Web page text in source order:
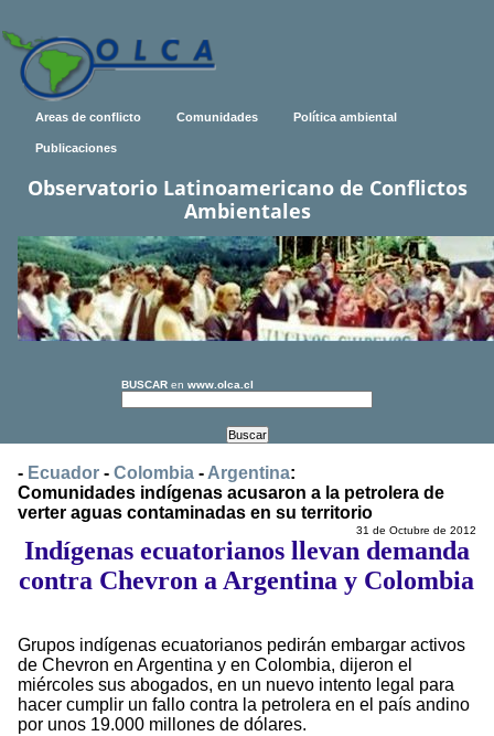
Areas de conflicto Comunidades Política ambiental
Publicaciones
Observatorio Latinoamericano de Conflictos
Ambientales
BUSCAR en www.olca.cl
- Ecuador - Colombia - Argentina:
Comunidades indígenas acusaron a la petrolera de
verter aguas contaminadas en su territorio
31 de Octubre de 2012
Indígenas ecuatorianos llevan demanda
contra Chevron a Argentina y Colombia
Grupos indígenas ecuatorianos pedirán embargar activos
de Chevron en Argentina y en Colombia, dijeron el
miércoles sus abogados, en un nuevo intento legal para
hacer cumplir un fallo contra la petrolera en el país andino
por unos 19.000 millones de dólares.